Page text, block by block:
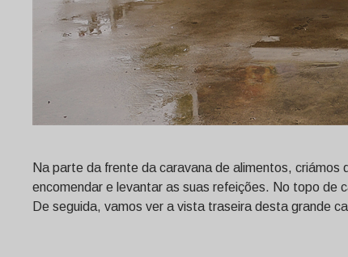
Na parte da frente da caravana de alimentos,
encomendar e levantar as suas refeições. No topo de
De seguida, vamos ver a vista traseira desta grande